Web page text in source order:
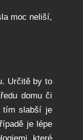
moc neliší,
Určitě by to
domu či
tím slabší je
je lépe